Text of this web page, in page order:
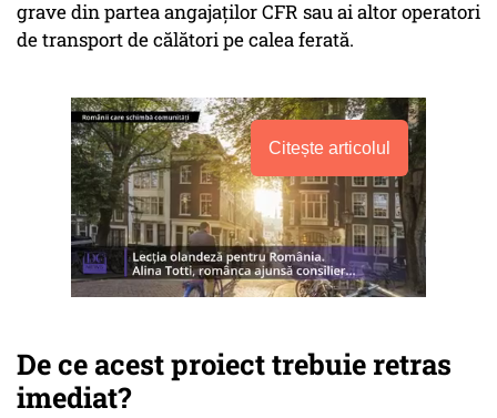
grave din partea angajaților CFR sau ai altor operatori
de transport de călători pe calea ferată.
Citește articolul
De ce acest proiect trebuie retras
imediat?